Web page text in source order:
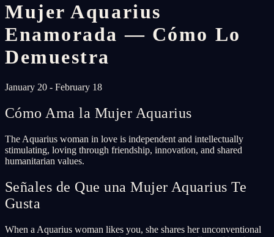
Mujer Aquarius
Enamorada — Cómo Lo
Demuestra
January 20 - February 18
Cómo Ama la Mujer Aquarius
The Aquarius woman in love is independent and intellectually
stimulating, loving through friendship, innovation, and shared
humanitarian values.
Señales de Que una Mujer Aquarius Te
Gusta
When a Aquarius woman likes you, she shares her unconventional